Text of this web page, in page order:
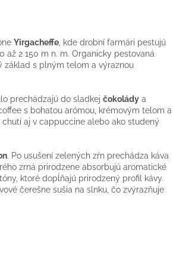
Yirgacheffe , kde drobní farmári pestujú
až 2 150 m n. m. Organicky pestovaná
základ s plným telom a výraznou
prechádzajú do sladkej čokolády a
s bohatou arómou, krémovým telom a
aj v cappuccine alebo ako studený
. Po usušení zelených zŕn prechádza káva
zrná prirodzene absorbujú aromatické
ktoré dopĺňajú prirodzený profil kávy.
čerešne sušia na slnku, čo zvýrazňuje